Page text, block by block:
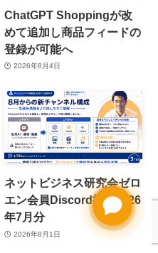
ChatGPT Shoppingが改
めて追加し商品フィードの
登録が可能へ
2026年8月4日
ネットビジネス研究会ゼロ
エン会員Discord投稿2026
年7月分
2026年8月1日